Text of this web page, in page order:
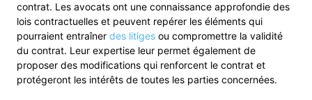
contrat. Les avocats ont une connaissance approfondie des
lois contractuelles et peuvent repérer les éléments qui
pourraient entraîner des litiges ou compromettre la validité
du contrat. Leur expertise leur permet également de
proposer des modifications qui renforcent le contrat et
protégeront les intérêts de toutes les parties concernées.